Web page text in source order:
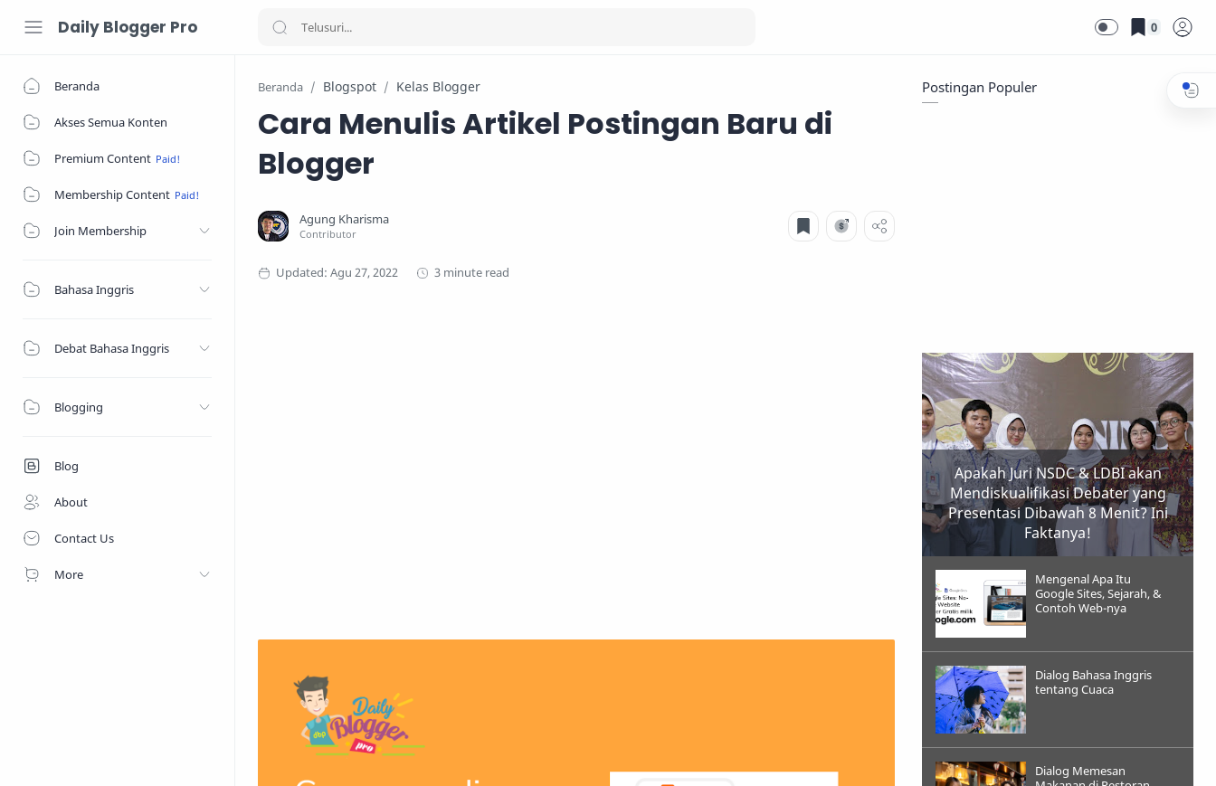
Daily Blogger Pro 0
Beranda
Akses Semua Konten
Premium Content
Membership Content
Join Membership
Bahasa Inggris
Debat Bahasa Inggris
Blogging
Blog
About
Contact Us
More
Beranda Blogspot Kelas Blogger
Cara Menulis Artikel Postingan Baru di
Blogger
3 minute read
Postingan Populer
Apakah Juri NSDC & LDBI akan
Mendiskualifikasi Debater yang
Presentasi Dibawah 8 Menit? Ini
Faktanya!
Mengenal Apa Itu
Google Sites, Sejarah, &
Contoh Web-nya
Dialog Bahasa Inggris
tentang Cuaca
Dialog Memesan